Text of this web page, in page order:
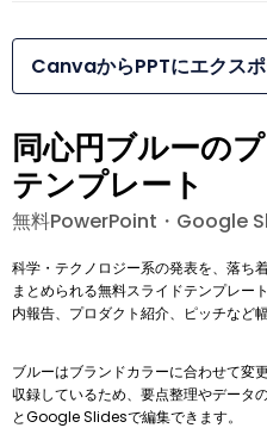
CanvaからPPTにエクス
同心円ブルーの
テンプレート
無料PowerPoint・Google
科学・テクノロジー系の発表を、落ち
まとめられる無料スライドテンプレー
内報告、プロダクト紹介、ピッチなど
ブルーはブランドカラーに合わせて変
収録しているため、要点整理やデータ
とGoogle Slidesで編集できます。